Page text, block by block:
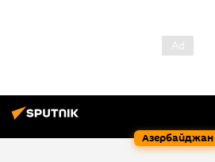
Азербайджан